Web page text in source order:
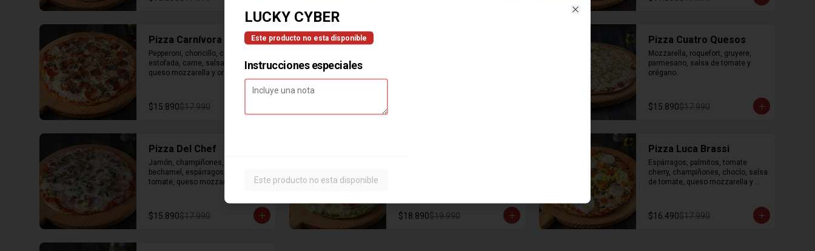
Pizza Carnívora
Pepperoni, choricillo, cebolla
estofada, carne, salsa de tomate,
queso mozzarella y orégano.
$15.890$17.990
Pizza Cuatro Quesos
Mozzarella, roquefort, gruyere,
parmesano, salsa de tomate y
orégano.
$15.890$17.990
Pizza Del Chef
Jamón, champiñones, salsa
bechamel, espárragos, salsa de
tomate, queso mozzarella y
$15.890$17.990
orégano.
$18.890$19.990
Pizza Luca Brassi
Espárragos, palmitos, tomate
cherry, champiñones, choclo, salsa
de tomate, queso mozzarella y
$16.490$17.990
LUCKY CYBER
Este producto no esta disponible
Instrucciones especiales
Este producto no esta disponible